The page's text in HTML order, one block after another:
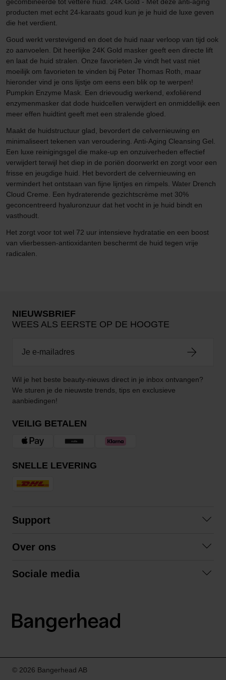
producten met echt 24-karaats goud kun je je huid de luxe geven
die het verdient.
Goud werkt verstevigend en doet de huid naar verloop van tijd ook
zo aanvoelen. Dit heerlijke 24K Gold masker geeft een directe lift
en laat de huid stralen. Onze favorieten Je vindt het vast niet
moeilijk om favorieten te vinden bij Peter Thomas Roth, maar
hieronder vind je ons lijstje om eens een blik op te werpen!
Pumpkin Enzyme Mask. Een drievoudig werkend, exfoliërend
enzymenmasker dat dode huidcellen verwijdert en onmiddellijk een
meer effen huidtint geeft met een stralende gloed.
Maakt de huidstructuur glad, bevordert de celvernieuwing en
minimaliseert tekenen van veroudering. Anti-Aging Cleansing Gel.
Een luxe reinigingsgel die make-up en onzuiverheden effectief
verwijdert terwijl het diep in de poriën doorwerkt en zorgt voor een
frisse en jeugdige huid. Het bevordert de celvernieuwing en
vermindert het ontstaan van fijne lijntjes en rimpels. Water Drench
Cloud Creme. Een hydraterende gezichtscrème met 30%
geconcentreerd hyaluronzuur dat het vocht in je huid bindt en
vasthoudt.
Het zorgt voor tot wel 72 uur intensieve hydratatie en een boost
van vlierbessen-antioxidanten beschermt de huid tegen vrije
radicalen.
NIEUWSBRIEF
WEES ALS EERSTE OP DE HOOGTE
Wil je het beste beauty-nieuws direct in je inbox ontvangen?
We sturen je de nieuwste trends, tips en exclusieve
aanbiedingen!
VEILIG BETALEN
SNELLE LEVERING
Support
Algemene voorwaarden
Over ons
Sociale media
LinkedIn
© 2026 Bangerhead AB